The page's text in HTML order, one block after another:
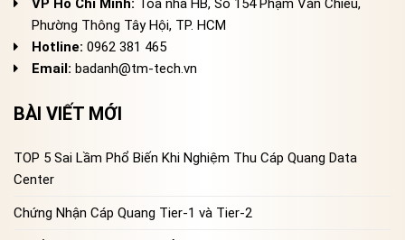
Phường Thông Tây Hội, TP. HCM
Hotline: 0962 381 465
Email: badanh@tm-tech.vn
BÀI VIẾT MỚI
TOP 5 Sai Lầm Phổ Biến Khi Nghiệm Thu Cáp Quang Data
Center
Chứng Nhận Cáp Quang Tier-1 và Tier-2